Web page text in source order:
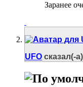
Заранее
UFO сказал(-